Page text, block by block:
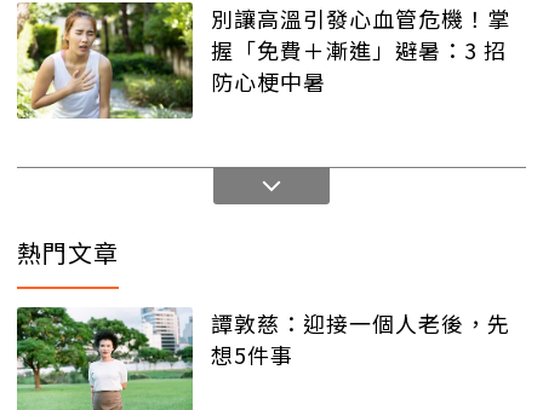
別讓高溫引發心血管危機！掌
握「免費＋漸進」避暑：3 招
防心梗中暑
熱門文章
譚敦慈：迎接一個人老後，先
想5件事